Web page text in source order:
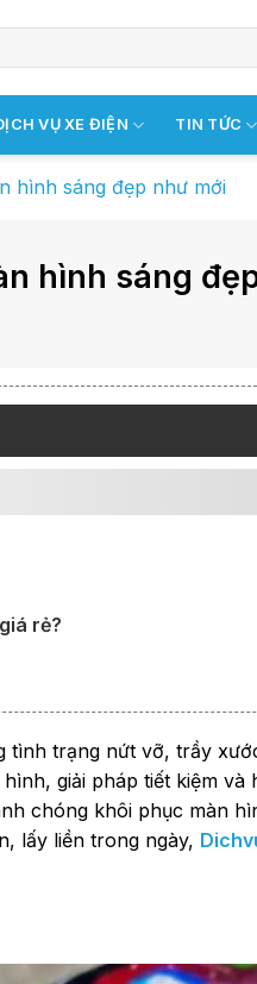
VỤ XE ĐIỆN TIN TỨC
hình sáng đẹp như mới
hình sáng
rẻ?
trạng nứt vỡ, trầy
giải pháp tiết kiệm và
chóng khôi phục màn
lấy liền trong ngày,